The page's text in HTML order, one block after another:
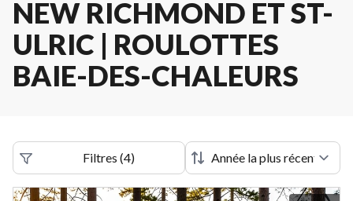
NEW RICHMOND ET ST-
ULRIC | ROULOTTES
BAIE-DES-CHALEURS
Filtres (4)